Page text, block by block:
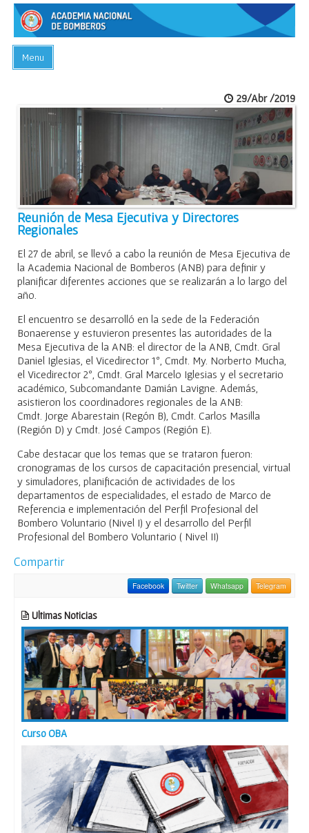
Menu
ACADEMIA
PREGUNTAS FRECUENTES
BIBLIOTECA
EVENTOS
CONTACTO
29/Abr /2019
Reunión de Mesa Ejecutiva y Directores
Regionales
El 27 de abril, se llevó a cabo la reunión de Mesa Ejecutiva de
la Academia Nacional de Bomberos (ANB) para definir y
planificar diferentes acciones que se realizarán a lo largo del
año.
El encuentro se desarrolló en la sede de la Federación
Bonaerense y estuvieron presentes las autoridades de la
Mesa Ejecutiva de la ANB: el director de la ANB, Cmdt. Gral
Daniel Iglesias, el Vicedirector 1º, Cmdt. My. Norberto Mucha,
el Vicedirector 2º, Cmdt. Gral Marcelo Iglesias y el secretario
académico, Subcomandante Damián Lavigne. Además,
asistieron los coordinadores regionales de la ANB:
Cmdt. Jorge Abarestain (Regón B), Cmdt. Carlos Masilla
(Región D) y Cmdt. José Campos (Región E).
Cabe destacar que los temas que se trataron fueron:
cronogramas de los cursos de capacitación presencial, virtual
y simuladores, planificación de actividades de los
departamentos de especialidades, el estado de Marco de
Referencia e implementación del Perfil Profesional del
Bombero Voluntario (Nivel I) y el desarrollo del Perfil
Profesional del Bombero Voluntario ( Nivel II)
Compartir
Facebook Twitter Whatsapp Telegram
Ultimas Noticias
Curso OBA